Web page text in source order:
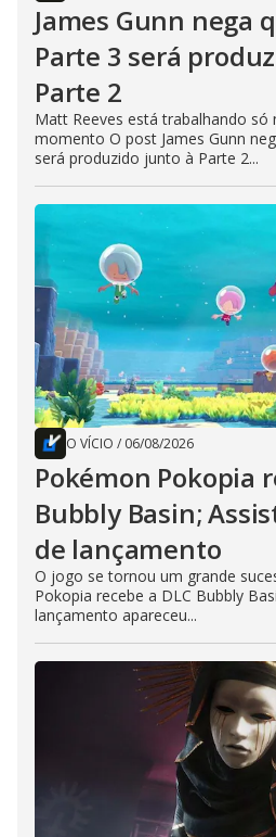
James Gunn nega
Parte 3 será
Parte 2
Matt Reeves está trabalhando só
momento O post James Gunn
será produzido junto à Parte 2...
O VÍCIO / 06/08/2026
Pokémon Pokopia
Bubbly Basin;
de lançamento
O jogo se tornou um grande
Pokopia recebe a DLC Bubbly
lançamento apareceu...